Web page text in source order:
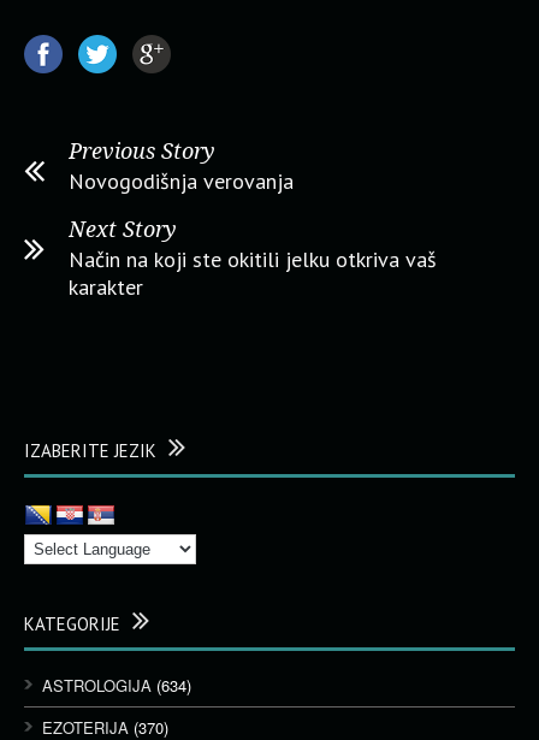
Previous Story
Novogodišnja verovanja
Next Story
Način na koji ste okitili jelku otkriva vaš
karakter
IZABERITE JEZIK
KATEGORIJE
ASTROLOGIJA (634)
EZOTERIJA (370)